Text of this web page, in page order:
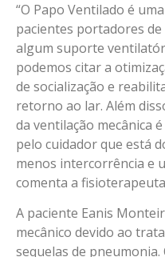
“O Papo Ventilado é
pacientes portadores de
algum suporte
podemos citar a
de socialização e
retorno ao lar. Além
da ventilação mecânica
pelo cuidador que está
menos intercorrência e
comenta a
A paciente Eanis
mecânico devido ao
sequelas de